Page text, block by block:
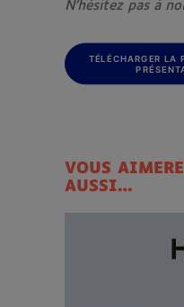
N’hésitez pas à
TÉLÉCHARGER LA
VOUS
AUSSI…